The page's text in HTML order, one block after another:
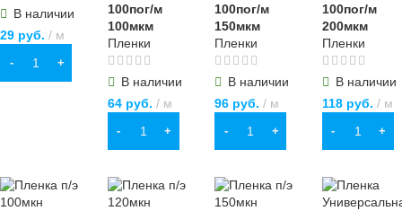
В наличии
29 руб. м
В КОРЗИНУ
100пог/м
100мкм
Пленки
В наличии
64руб. м
В КОРЗИНУ
100пог/м
150мкм
Пленки
В наличии
96 руб. м
В КОРЗИНУ
100пог/м
200мкм
Пленки
В наличии
118руб. м
В КОРЗИНУ